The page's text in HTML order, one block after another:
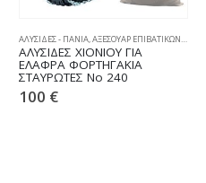
ΑΛΥΣΙΔΕΣ - ΠΑΝΙΑ,ΑΞΕΣΟΥΑΡ ΕΠΙΒΑΤΙΚΩΝ,
ΑΛΥΣΙΔΕΣ ΧΙΟΝΙΟΥ ΓΙΑ
ΕΛΑΦΡΑ ΦΟΡΤΗΓΑΚΙΑ
ΣΤΑΥΡΩΤΕΣ No 240
100 €